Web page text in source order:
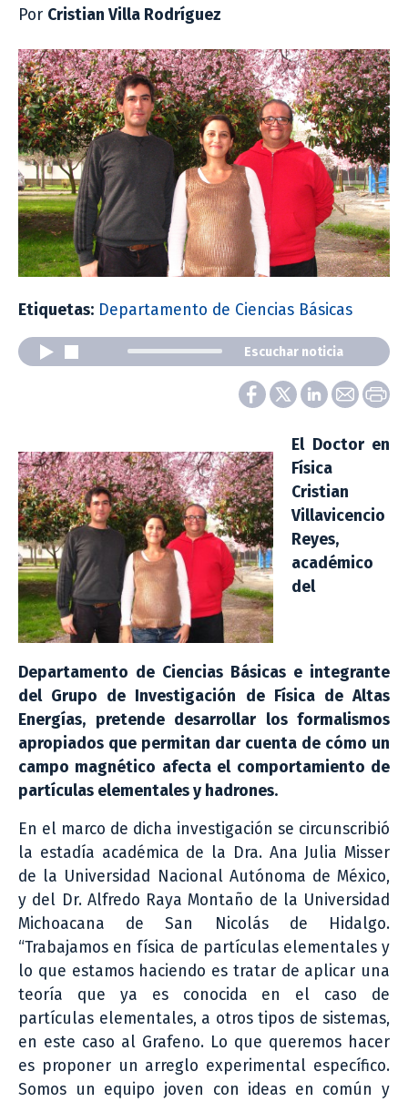
Por Cristian Villa Rodríguez
Etiquetas: Departamento de Ciencias Básicas
Escuchar noticia
El Doctor en
Física
Cristian
Villavicencio
Reyes,
académico
del
Departamento de Ciencias Básicas e integrante
del Grupo de Investigación de Física de Altas
Energías, pretende desarrollar los formalismos
apropiados que permitan dar cuenta de cómo un
campo magnético afecta el comportamiento de
partículas elementales y hadrones.
En el marco de dicha investigación se circunscribió
la estadía académica de la Dra. Ana Julia Misser
de la Universidad Nacional Autónoma de México,
y del Dr. Alfredo Raya Montaño de la Universidad
Michoacana de San Nicolás de Hidalgo.
“Trabajamos en física de partículas elementales y
lo que estamos haciendo es tratar de aplicar una
teoría que ya es conocida en el caso de
partículas elementales, a otros tipos de sistemas,
en este caso al Grafeno. Lo que queremos hacer
es proponer un arreglo experimental específico.
Somos un equipo joven con ideas en común y